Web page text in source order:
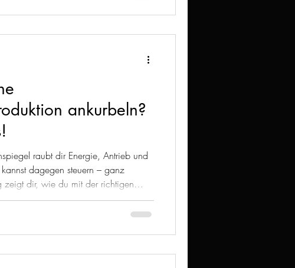
ankurbeln?
raubt dir Energie, Antrieb und
dagegen steuern – ganz
zeigt dir, wie du mit der richtigen
und cleveren Alltagsroutinen
Entdecke kraftvolle